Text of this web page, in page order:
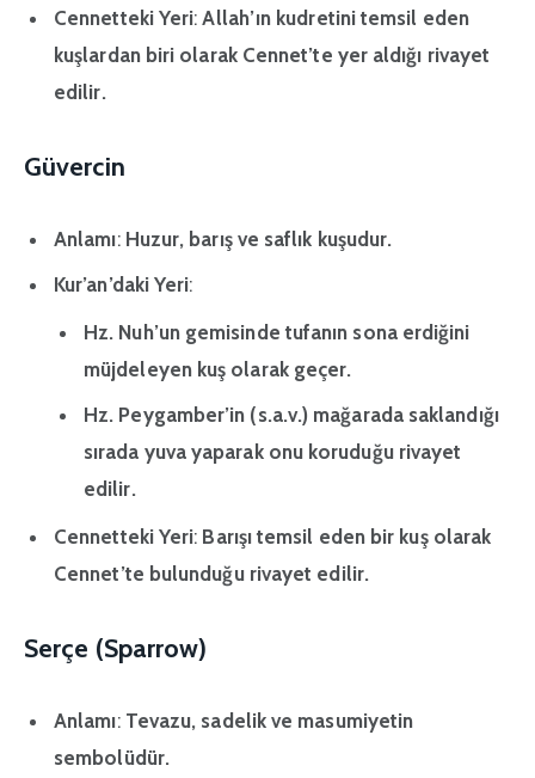
Cennetteki Yeri:Allah’ın kudretini temsil eden
kuşlardan biri olarak Cennet’te yer aldığı rivayet
edilir.
Güvercin
Anlamı: Huzur, barış ve saflık kuşudur.
Kur’an’daki Yeri:
Hz. Nuh’un gemisinde tufanın sona erdiğini
müjdeleyen kuş olarak geçer.
Hz. Peygamber’in (s.a.v.) mağarada saklandığı
sırada yuva yaparak onu koruduğu rivayet
edilir.
Cennetteki Yeri: Barışı temsil eden bir kuş olarak
Cennet’te bulunduğu rivayet edilir.
Serçe (Sparrow)
Anlamı: Tevazu, sadelik ve masumiyetin
sembolüdür.